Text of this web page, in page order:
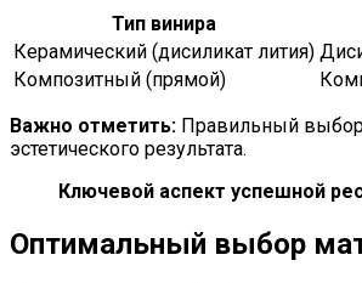
Тип винира
Керамический (дисиликат лития)
Композитный (прямой)
Важно отметить: Правильный выбор
эстетического результата.
Ключевой аспект успешной
Оптимальный выбор